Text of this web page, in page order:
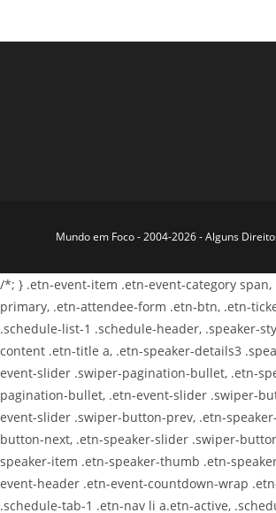
Mundo em Foco - 2004-2026 - Alguns
/*; } .etn-event-item .etn-event-category
primary, .etn-attendee-form .etn-btn, .etn-
.schedule-list-1 .schedule-header, .speaker-
content .etn-title a, .etn-speaker-details3
event-slider .swiper-pagination-bullet, .etn-
pagination-bullet, .etn-event-slider .swiper-
event-slider .swiper-button-prev, .etn-
button-next, .etn-speaker-slider .swiper-
speaker-item .etn-speaker-thumb .etn-
event-header .etn-event-countdown-wrap
.schedule-tab-1 .etn-nav li a.etn-active,